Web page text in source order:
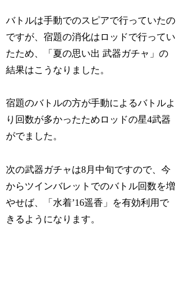
バトルは手動でのスピアで行っていたの
ですが、宿題の消化はロッドで行ってい
たため、「夏の思い出 武器ガチャ」の
結果はこうなりました。
宿題のバトルの方が手動によるバトルよ
り回数が多かったためロッドの星4武器
がでました。
次の武器ガチャは8月中旬ですので、今
からツインバレットでのバトル回数を増
やせば、「水着’16遥香」を有効利用で
きるようになります。